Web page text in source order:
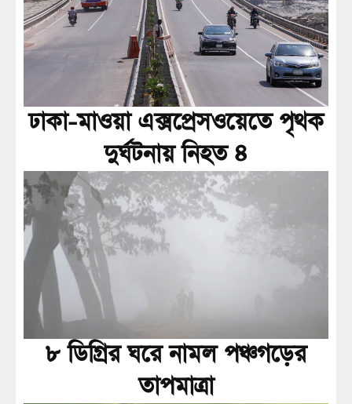
ঢাকা-মাওয়া এক্সপ্রেসওয়েতে পৃথক
দুর্ঘটনায় নিহত ৪
৮ ডিগ্রির ঘরে নামল পঞ্চগড়ের
তাপমাত্রা